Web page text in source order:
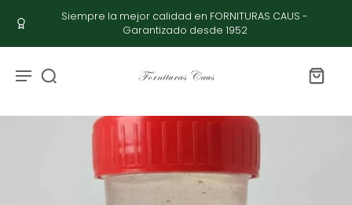
Siempre la mejor calidad en FORNITURAS CAUS -
Garantizado desde 1952